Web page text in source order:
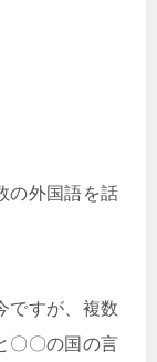
の外国語を話
ですが、複数
〇〇の国の言